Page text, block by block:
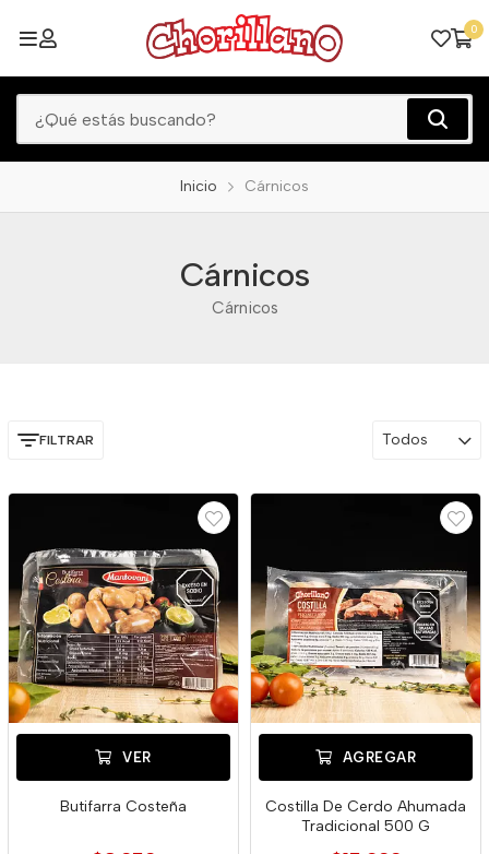
0
Inicio Cárnicos
Cárnicos
Cárnicos
FILTRAR Todos
VER
Butifarra Costeña
AGREGAR
Costilla De Cerdo Ahumada
Tradicional 500 G